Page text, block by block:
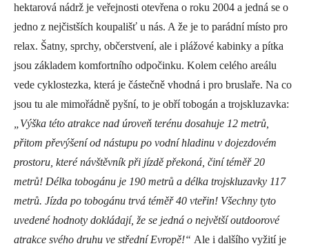
hektarová nádrž je veřejnosti otevřena o roku 2004 a jedná se o
jedno z nejčistších koupališť u nás. A že je to parádní místo pro
relax. Šatny, sprchy, občerstvení, ale i plážové kabinky a pítka
jsou základem komfortního odpočinku. Kolem celého areálu
vede cyklostezka, která je částečně vhodná i pro bruslaře. Na co
jsou tu ale mimořádně pyšní, to je obří tobogán a trojskluzavka:
„Výška této atrakce nad úroveň terénu dosahuje 12 metrů,
přitom převýšení od nástupu po vodní hladinu v dojezdovém
prostoru, které návštěvník při jízdě překoná, činí téměř 20
metrů! Délka tobogánu je 190 metrů a délka trojskluzavky 117
metrů. Jízda po tobogánu trvá téměř 40 vteřin! Všechny tyto
uvedené hodnoty dokládají, že se jedná o největší outdoorové
atrakce svého druhu ve střední Evropě!“ Ale i dalšího vyžití je